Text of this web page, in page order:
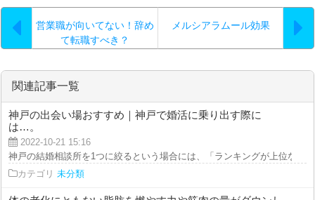
営業職が向いてない！辞め
て転職すべき？
メルシアラムール効果
関連記事一覧
神戸の出会い場おすすめ｜神戸で婚活に乗り出す際に
は…。
2022-10-21 15:16
神戸の結婚相談所を1つに絞るという場合には、「ランキングが上位なの
カテゴリ 未分類